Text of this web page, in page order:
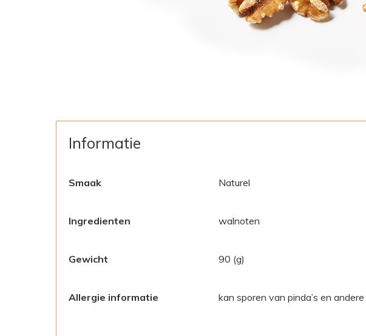
Informatie
Smaak Naturel
Ingredienten walnoten
Gewicht 90 (g)
Allergie informatie kan sporen van pinda’s en